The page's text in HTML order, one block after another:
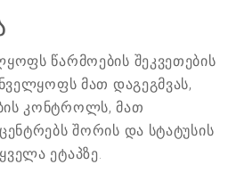
წარმოების შეკვეთების
მათ დაგეგმვას,
კონტროლს, მათ
შორის და სტატუსის
ეტაპზე.